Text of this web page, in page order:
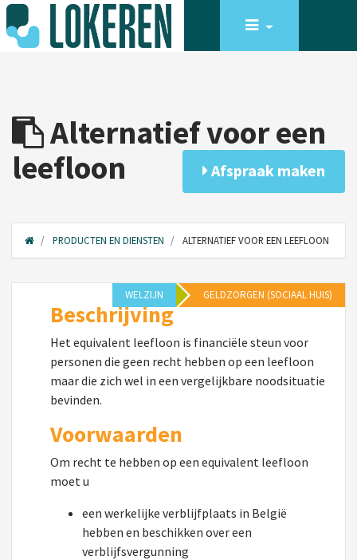
Alternatief voor een
leefloon
Afspraak maken
PRODUCTEN EN DIENSTEN ALTERNATIEF VOOR EEN LEEFLOON
WELZIJN GELDZORGEN (SOCIAAL HUIS)
Beschrijving
Het equivalent leefloon is financiële steun voor
personen die geen recht hebben op een leefloon
maar die zich wel in een vergelijkbare noodsituatie
bevinden.
Voorwaarden
Om recht te hebben op een equivalent leefloon
moet u
een werkelijke verblijfplaats in België
hebben en beschikken over een
verblijfsvergunning